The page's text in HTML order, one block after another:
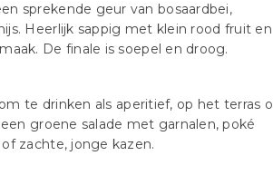
sprekende geur van bosaardbei,
Heerlijk sappig met klein rood fruit en
De finale is soepel en droog.
te drinken als aperitief, op het terras
groene salade met garnalen, poké
zachte, jonge kazen.